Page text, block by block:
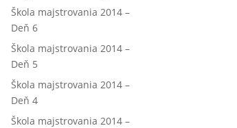
Škola majstrovania 2014 –
Deň 6
Škola majstrovania 2014 –
Deň 5
Škola majstrovania 2014 –
Deň 4
Škola majstrovania 2014 –